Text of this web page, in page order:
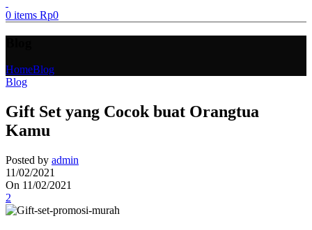
0 items Rp0
HomeBlog
Blog
Gift Set yang Cocok buat Orangtua
Kamu
Posted by admin
11/02/2021
On 11/02/2021
2